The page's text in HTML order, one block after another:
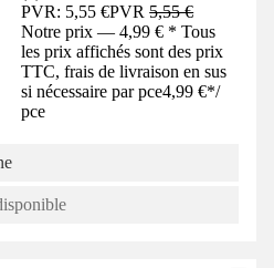
PVR: 5,55 €PVR5,55 €
Notre prix — 4,99 € * Tous
les prix affichés sont des prix
TTC, frais de livraison en sus
si nécessaire par pce4,99 €*/
pce